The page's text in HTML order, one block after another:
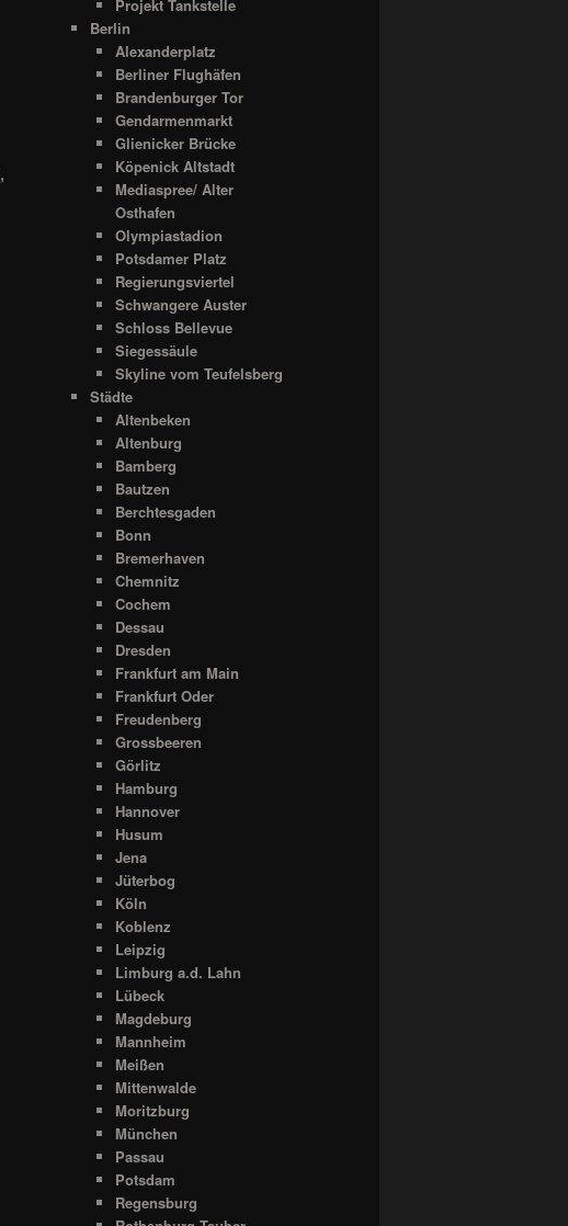
,
Projekt Tankstelle
Berlin
Alexanderplatz
Berliner Flughäfen
Brandenburger Tor
Gendarmenmarkt
Glienicker Brücke
Köpenick Altstadt
Mediaspree/ Alter
Osthafen
Olympiastadion
Potsdamer Platz
Regierungsviertel
Schwangere Auster
Schloss Bellevue
Siegessäule
Skyline vom Teufelsberg
Städte
Altenbeken
Altenburg
Bamberg
Bautzen
Berchtesgaden
Bonn
Bremerhaven
Chemnitz
Cochem
Dessau
Dresden
Frankfurt am Main
Frankfurt Oder
Freudenberg
Grossbeeren
Görlitz
Hamburg
Hannover
Husum
Jena
Jüterbog
Köln
Koblenz
Leipzig
Limburg a.d. Lahn
Lübeck
Magdeburg
Mannheim
Meißen
Mittenwalde
Moritzburg
München
Passau
Potsdam
Regensburg